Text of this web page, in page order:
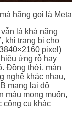
hãng gọi là
là khả năng
khi trang bị cho
pixel)
ứng rỗ hay
Đồng thời, màn
nghệ khác nhau,
mang lại độ
màu mong muốn,
công cụ khác